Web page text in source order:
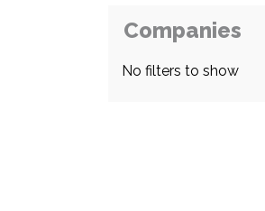
Companies
No filters to show